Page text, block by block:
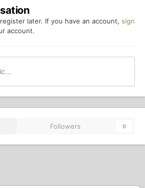
later. If you have an account, sign
account.
Followers 0